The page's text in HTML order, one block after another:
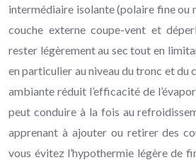
intermédiaire isolante (polaire fine ou
couche externe coupe-vent et
rester légèrement au sec tout en
en particulier au niveau du tronc et du
ambiante réduit l’efficacité de
peut conduire à la fois au
apprenant à ajouter ou retirer des
vous évitez l’hypothermie légère de